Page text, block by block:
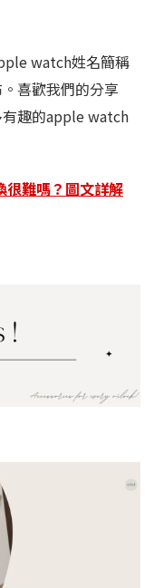
watch姓名簡稱
喜歡我們的分享
趣的apple watch
難嗎？圖文詳解